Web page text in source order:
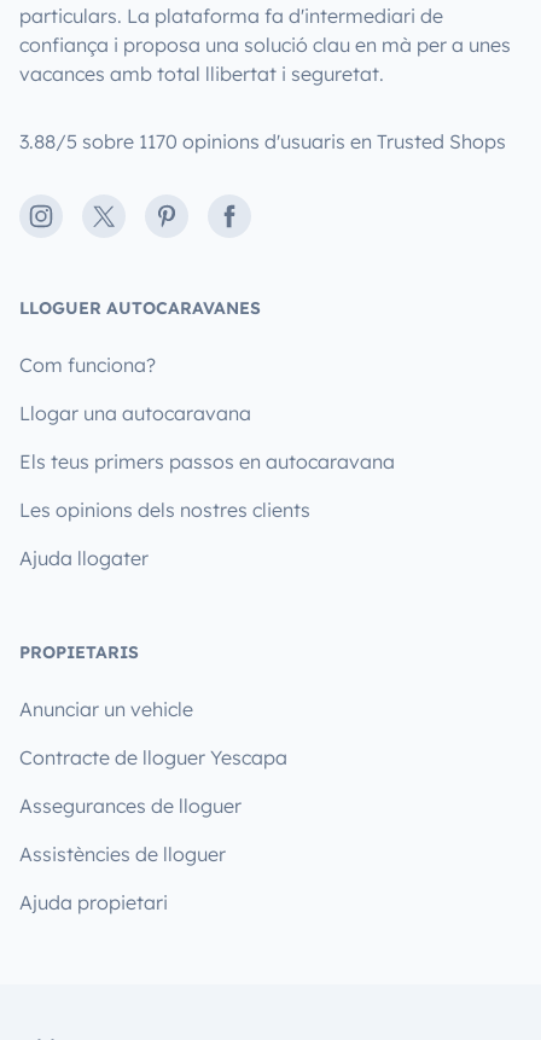
particulars. La plataforma fa d'intermediari de
confiança i proposa una solució clau en mà per a unes
vacances amb total llibertat i seguretat.
3.88/5 sobre 1170 opinions d'usuaris en Trusted Shops
Instagram
X PinterestFacebook
LLOGUER AUTOCARAVANES
Com funciona?
Llogar una autocaravana
Els teus primers passos en autocaravana
Les opinions dels nostres clients
Ajuda llogater
PROPIETARIS
Anunciar un vehicle
Contracte de lloguer Yescapa
Assegurances de lloguer
Assistències de lloguer
Ajuda propietari